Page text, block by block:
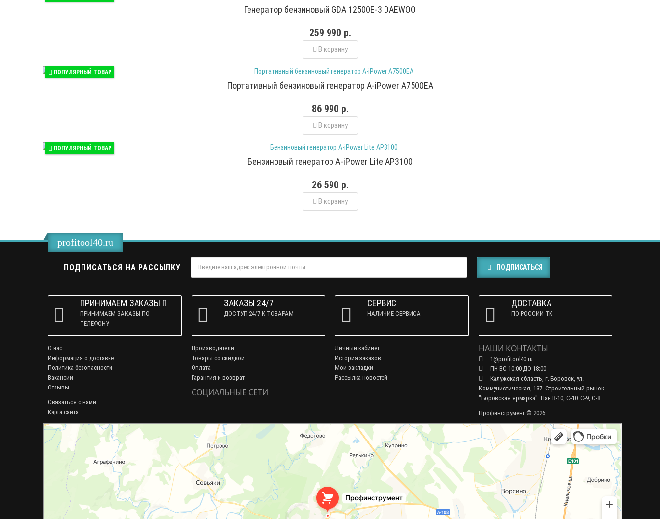
Генератор бензиновый GDA 12500E-3 DAEWOO
259 990 р.
В корзину
ПОПУЛЯРНЫЙ ТОВАР
Портативный бензиновый генератор A-iPower A7500EA
86 990 р.
В корзину
ПОПУЛЯРНЫЙ ТОВАР
Бензиновый генератор A-iPower Lite AP3100
26 590 р.
В корзину
profitool40.ru
ПОДПИСАТЬСЯ НА РАССЫЛКУ ПОДПИСАТЬСЯ
ПРИНИМАЕМ ЗАКАЗЫ ПО
ТЕЛЕФОНУ
ЗАКАЗЫ 24/7
ДОСТУП 24/7 К ТОВАРАМ
СЕРВИС
НАЛИЧИЕ СЕРВИСА
ДОСТАВКА
ПО РОССИИ ТК
О нас
Информация о доставке
Политика безопасности
Вакансии
Отзывы
Связаться с нами
Карта сайта
Производители
Товары со скидкой
Оплата
Гарантия и возврат
СОЦИАЛЬНЫЕ СЕТИ
Личный кабинет
История заказов
Мои закладки
Рассылка новостей
НАШИ КОНТАКТЫ
1@profitool40.ru
ПН-ВС 10:00 ДО 18:00
Калужская область, г. Боровск, ул.
Коммунистическая, 137. Строительный рынок
"Боровская ярмарка". Пав В-10, С-10, С-9, С-8.
Профинструмент © 2026